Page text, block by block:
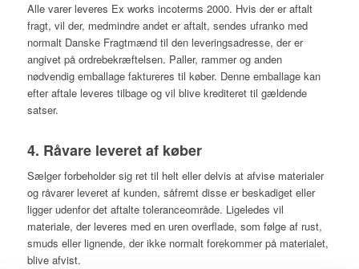
Alle varer leveres Ex works incoterms 2000. Hvis der er aftalt
fragt, vil der, medmindre andet er aftalt, sendes ufranko med
normalt Danske Fragtmænd til den leveringsadresse, der er
angivet på ordrebekræftelsen. Paller, rammer og anden
nødvendig emballage faktureres til køber. Denne emballage kan
efter aftale leveres tilbage og vil blive krediteret til gældende
satser.
4. Råvare leveret af køber
Sælger forbeholder sig ret til helt eller delvis at afvise materialer
og råvarer leveret af kunden, såfremt disse er beskadiget eller
ligger udenfor det aftalte toleranceområde. Ligeledes vil
materiale, der leveres med en uren overflade, som følge af rust,
smuds eller lignende, der ikke normalt forekommer på materialet,
blive afvist.